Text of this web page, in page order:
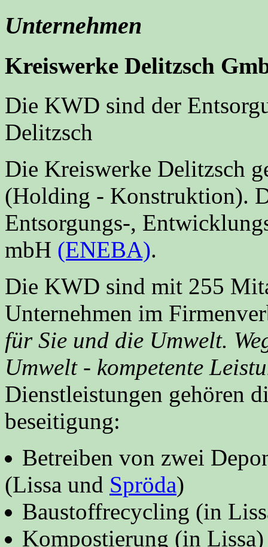
Unternehmen
Kreiswerke Delitzsch
Die KWD sind der
Delitzsch
Die Kreiswerke Delitzsch
(Holding - Konstruktion).
Entsorgungs-,
mbH (ENEBA).
Die KWD sind mit 255
Unternehmen im
für Sie und die Umwelt.
Umwelt - kompetente
Dienstleistungen gehören
beseitigung:
Betreiben von zwei
(Lissa und Spröda)
Baustoffrecycling (in
Kompostierung (in